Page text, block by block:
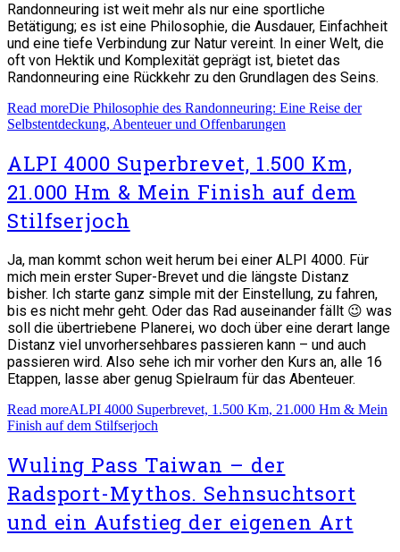
Randonneuring ist weit mehr als nur eine sportliche
Betätigung; es ist eine Philosophie, die Ausdauer, Einfachheit
und eine tiefe Verbindung zur Natur vereint. In einer Welt, die
oft von Hektik und Komplexität geprägt ist, bietet das
Randonneuring eine Rückkehr zu den Grundlagen des Seins.
Read moreDie Philosophie des Randonneuring: Eine Reise der
Selbstentdeckung, Abenteuer und Offenbarungen
ALPI 4000 Superbrevet, 1.500 Km,
21.000 Hm & Mein Finish auf dem
Stilfserjoch
Ja, man kommt schon weit herum bei einer ALPI 4000. Für
mich mein erster Super-Brevet und die längste Distanz
bisher. Ich starte ganz simple mit der Einstellung, zu fahren,
bis es nicht mehr geht. Oder das Rad auseinander fällt 😉 was
soll die übertriebene Planerei, wo doch über eine derart lange
Distanz viel unvorhersehbares passieren kann – und auch
passieren wird. Also sehe ich mir vorher den Kurs an, alle 16
Etappen, lasse aber genug Spielraum für das Abenteuer.
Read moreALPI 4000 Superbrevet, 1.500 Km, 21.000 Hm & Mein
Finish auf dem Stilfserjoch
Wuling Pass Taiwan – der
Radsport-Mythos. Sehnsuchtsort
und ein Aufstieg der eigenen Art